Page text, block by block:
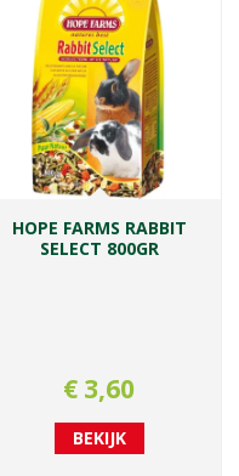
HOPE FARMS RABBIT
SELECT 800GR
€ 3,60
BEKIJK